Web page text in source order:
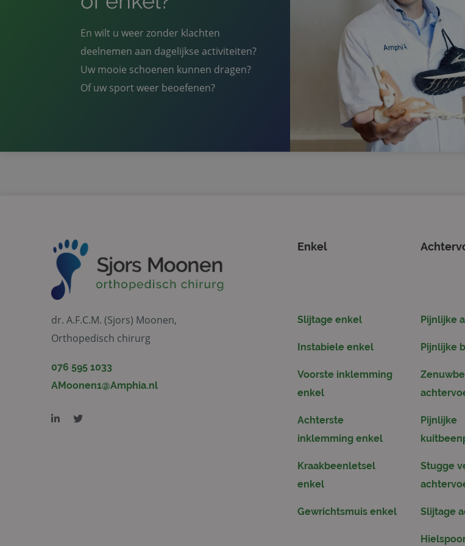
En wilt u weer zonder klachten
deelnemen aan dagelijkse activiteiten?
Uw mooie schoenen kunnen dragen?
Of uw sport weer beoefenen?
dr. A.F.C.M. (Sjors) Moonen,
Orthopedisch chirurg
076 595 1033
AMoonen1@Amphia.nl
Enkel
Slijtage enkel
Instabiele enkel
Voorste inklemming
enkel
Achterste
inklemming enkel
Kraakbeenletsel
enkel
Gewrichtsmuis enkel
Pijnlijke
Pijnlijke
Pijnlijke
Stugge
Slijtage
Vervaldatum Omschrijving
_ga
1 jaar 1
maand
Deze cookienaam is
een belangrijke update
analyseservice van
gebruikers te
nummer toe te wijzen
paginaverzoek op een
en
de site.
1 dag
Deze cookie wordt
unieke waarde op
wordt gebruikt om
_gat_UA-
.sjorsmoonen.nl 1 minuut
Dit is een